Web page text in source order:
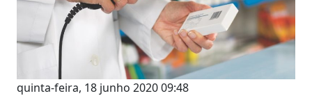
quinta-feira, 18 junho 2020 09:48